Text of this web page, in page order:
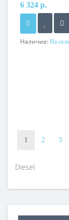
6 324 р.
Наличие: На
1 2 3
Diesel